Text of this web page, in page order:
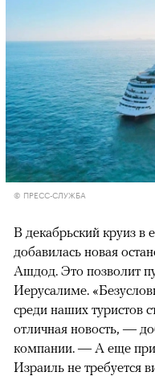
© ПРЕСС-СЛУЖБА
В декабрьский круиз в
добавилась новая
Ашдод. Это позволит
Иерусалиме.
среди наших туристов
отличная новость, —
компании. — А еще
Израиль не требуется